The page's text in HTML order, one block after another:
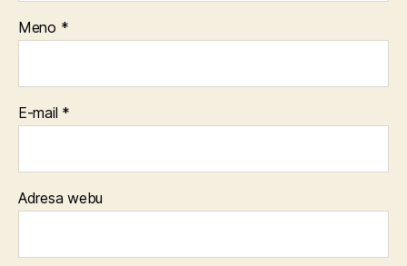
Meno *
E-mail *
Adresa webu